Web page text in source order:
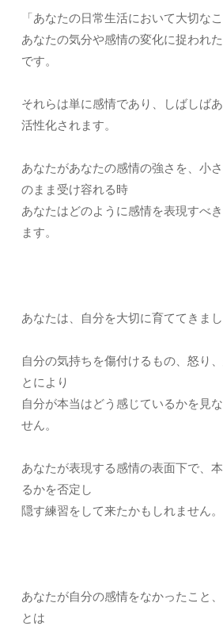
「あなたの日常生活において大切な
あなたの気分や感情の変化に捉われ
です。
それらは単に感情であり、しばしば
活性化されます。
あなたがあなたの感情の強さを、小
のまま受け容れる時
あなたはどのように感情を表現すべ
ます。
あなたは、自分を大切に育ててきまし
自分の気持ちを傷付けるもの、怒り
とにより
自分が本当はどう感じているかを見
せん。
あなたが表現する感情の表面下で、
るかを否定し
隠す練習をして来たかもしれません。
あなたが自分の感情をなかったこと
とは